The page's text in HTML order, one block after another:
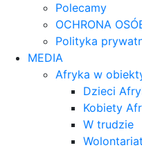
Polecamy
OCHRONA
Polityka
MEDIA
Afryka w
Dzieci
Kobiety
W trudzie